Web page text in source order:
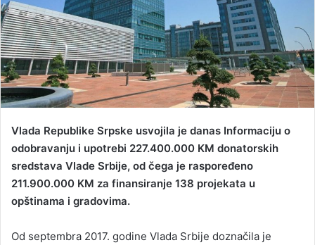
a
i
l
Vlada Republike Srpske usvojila je danas Informaciju o
odobravanju i upotrebi 227.400.000 KM donatorskih
sredstava Vlade Srbije, od čega je raspoređeno
211.900.000 KM za finansiranje 138 projekata u
opštinama i gradovima.
Od septembra 2017. godine Vlada Srbije doznačila je